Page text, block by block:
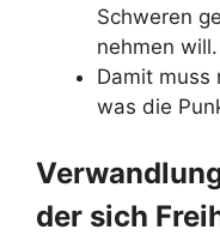
Schweren
nehmen will.
Damit muss
was die
der sich